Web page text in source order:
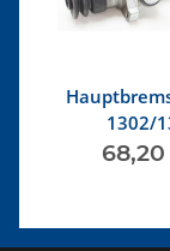
1302/